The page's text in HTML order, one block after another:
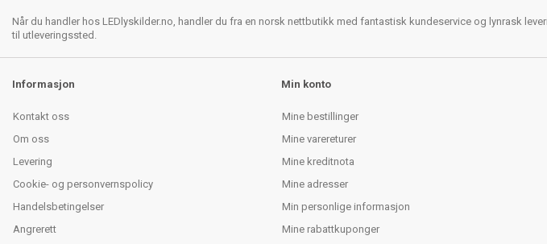
Når du handler hos LEDlyskilder.no, handler du fra en norsk nettbutikk med fantastisk kundeservice og lynrask
til utleveringssted.
Informasjon
Kontakt oss
Om oss
Levering
Cookie- og personvernspolicy
Handelsbetingelser
Angrerett
Min konto
Mine bestillinger
Mine varereturer
Mine kreditnota
Mine adresser
Min personlige informasjon
Mine rabattkuponger